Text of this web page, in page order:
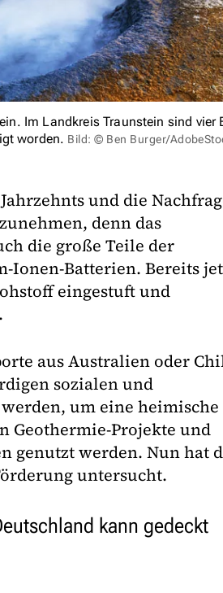
Im Landkreis Traunstein sind vier
worden. Bild: © Ben Burger/
und die
denn das
die große Teile der
Ionen-Batterien. Bereits
eingestuft und
aus Australien oder
sozialen und
um eine heimische
Geothermie-Projekte und
genutzt werden. Nun hat
untersucht.
kann gedeckt